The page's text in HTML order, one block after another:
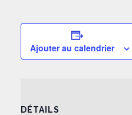
Ajouter au calendrier
DÉTAILS